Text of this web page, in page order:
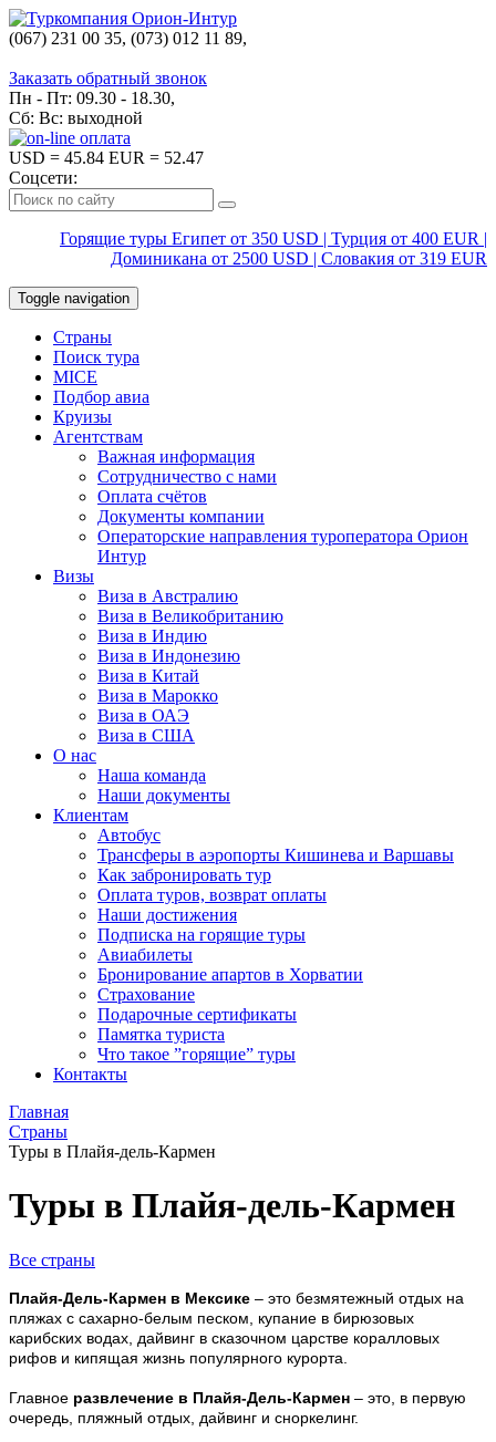
(067) 231 00 35, (073) 012 11 89,
Заказать обратный звонок
Пн - Пт: 09.30 - 18.30,
Сб: Вс: выходной
USD = 45.84 EUR = 52.47
Соцсети:
Горящие туры Египет от 350 USD | Турция от 400 EUR |
Доминикана от 2500 USD | Словакия от 319 EUR
Toggle navigation
Страны
Поиск тура
MICE
Подбор авиа
Круизы
Агентствам
Важная информация
Сотрудничество с нами
Оплата счётов
Документы компании
Операторские направления туроператора Орион
Интур
Визы
Виза в Австралию
Виза в Великобританию
Виза в Индию
Виза в Индонезию
Виза в Китай
Виза в Марокко
Виза в ОАЭ
Виза в США
О нас
Наша команда
Наши документы
Клиентам
Автобус
Трансферы в аэропорты Кишинева и Варшавы
Как забронировать тур
Оплата туров, возврат оплаты
Наши достижения
Подписка на горящие туры
Авиабилеты
Бронирование апартов в Хорватии
Страхование
Подарочные сертификаты
Памятка туриста
Что такое ”горящие” туры
Контакты
Главная
Страны
Туры в Плайя-дель-Кармен
Туры в Плайя-дель-Кармен
Все страны
Плайя-Дель-Кармен в Мексике – это безмятежный отдых на
пляжах с сахарно-белым песком, купание в бирюзовых
карибских водах, дайвинг в сказочном царстве коралловых
рифов и кипящая жизнь популярного курорта.
Главное развлечение в Плайя-Дель-Кармен – это, в первую
очередь, пляжный отдых, дайвинг и сноркелинг.